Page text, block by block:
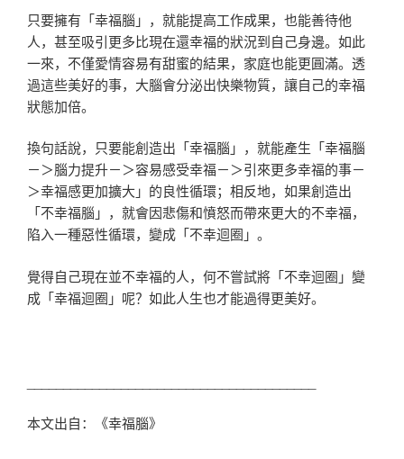
只要擁有「幸福腦」，就能提高工作成果，也能善待他
人，甚至吸引更多比現在還幸福的狀況到自己身邊。如此
一來，不僅愛情容易有甜蜜的結果，家庭也能更圓滿。透
過這些美好的事，大腦會分泌出快樂物質，讓自己的幸福
狀態加倍。
換句話說，只要能創造出「幸福腦」，就能產生「幸福腦
－＞腦力提升－＞容易感受幸福－＞引來更多幸福的事－
＞幸福感更加擴大」的良性循環；相反地，如果創造出
「不幸福腦」，就會因悲傷和憤怒而帶來更大的不幸福，
陷入一種惡性循環，變成「不幸迴圈」。
覺得自己現在並不幸福的人，何不嘗試將「不幸迴圈」變
成「幸福迴圈」呢？如此人生也才能過得更美好。
本文出自：《幸福腦》